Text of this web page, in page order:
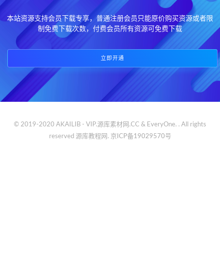
本站资源支持会员下载专享，普通注册会员只能原价购买资源或者限
制免费下载次数，付费会员所有资源可免费下载
立即开通
© 2019-2020 AKAILIB - VIP.源库素材网.CC & EveryOne. . All rights
reserved 源库教程网. 京ICP备19029570号